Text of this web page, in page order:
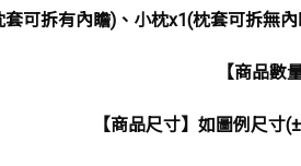
套可拆有內瞻)、小枕x1(枕套可拆無
【商品數
【商品尺寸】如圖例尺寸